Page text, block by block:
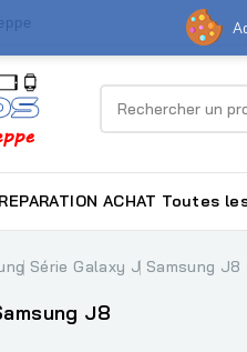
REPARATION ACHAT Toutes
Série Galaxy J Samsung J8
J8